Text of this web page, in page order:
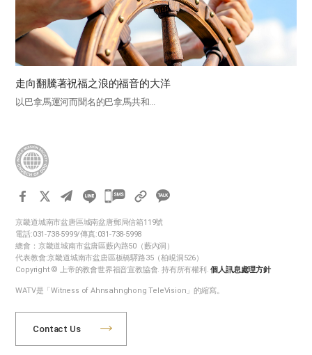
走向翻騰著祝福之浪的福音的大洋
以巴拿馬運河而聞名的巴拿馬共和...
카
오
톡
공
하
京畿道城南市盆唐區城南盆唐郵局信箱119號
電話:031-738-5999/傳真:031-738-5998
總會：京畿道城南市盆唐區藪內路50（藪內洞）
代表教會:京畿道城南市盆唐區板橋驛路35（柏峴洞526）
Copyright © 上帝的教會世界福音宣教協會. 持有所有權利.個人訊息處理方針
WATV是「Witness of Ahnsahnghong TeleVision」的縮寫。
Contact Us